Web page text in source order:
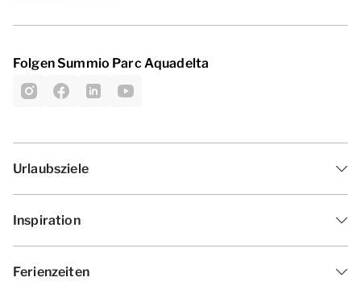
Folgen Summio Parc Aquadelta
Urlaubsziele
Inspiration
Ferienzeiten